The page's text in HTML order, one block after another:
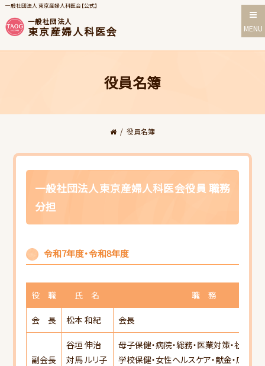
一般社団法人 東京産婦人科医会【公式】
一般社団法人
東京産婦人科医会 MENU
役員名簿
/ 役員名簿
一般社団法人東京産婦人科医会役員 職務
分担
令和7年度・令和8年度
役 職 氏 名 職 務
会 長 松本 和紀 会長
副会長
谷垣 伸治
対馬 ルリ子
母子保健・病院・総務・医業対策・社会保
学校保健・女性ヘルスケア・献金・広報・
HOME
会員向けご案内
書類ダウンロード